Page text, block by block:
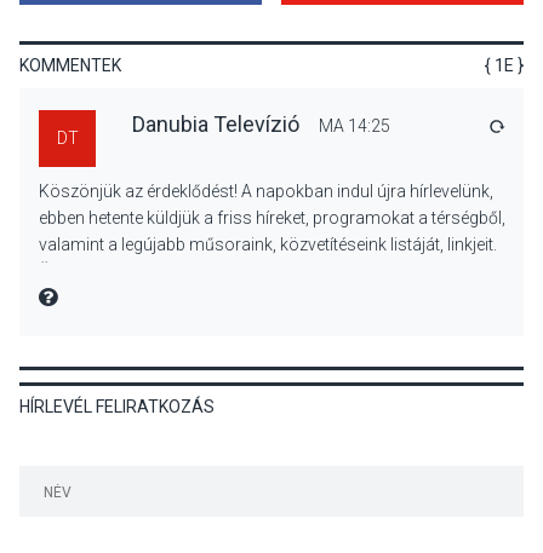
Különleges nyári élményt
kínálnak a szabadtéri
előadások a Skanzenben
KÖZÉLET 2026 AUG 05
Szeptembertől emelkednek
KOMMENTEK { 1E }
DT
Danubia Televízió MA 14:25
Köszönjük az érdeklődést! A napokban indul újra hírlevelünk,
ebben hetente küldjük a friss híreket, programokat a térségből,
valamint a legújabb műsoraink, közvetítéseink listáját, linkjeit.
MIRE MONDTA
HÍRLEVÉL FELIRATKOZÁS